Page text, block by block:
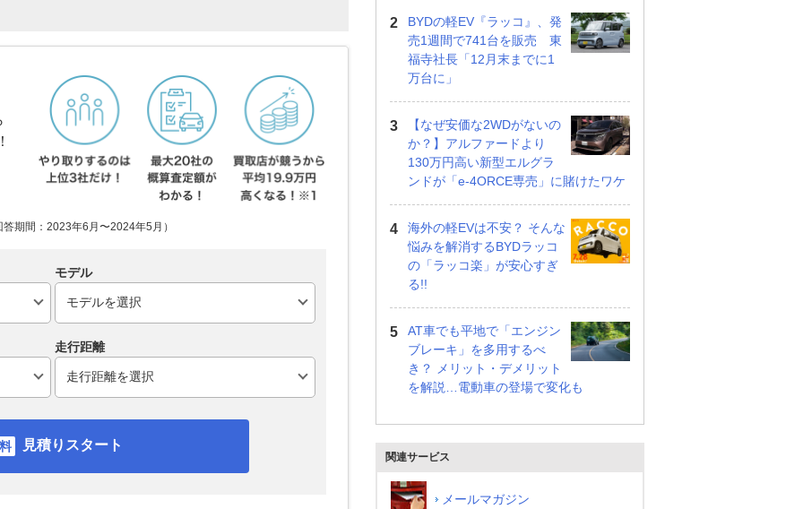
期間：2023年6月〜2024年5月）
モデル
走行距離
見積りスタート
BYDの軽EV『ラッコ』、発
売1週間で741台を販売 東
福寺社長「12月末までに1
万台に」
【なぜ安価な2WDがないの
か？】アルファードより
130万円高い新型エルグラ
ンドが「e-4ORCE専売」に賭けたワケ
海外の軽EVは不安？ そんな
悩みを解消するBYDラッコ
の「ラッコ楽」が安心すぎ
る!!
AT車でも平地で「エンジン
ブレーキ」を多用するべ
き？ メリット・デメリット
を解説…電動車の登場で変化も
関連サービス
メールマガジン